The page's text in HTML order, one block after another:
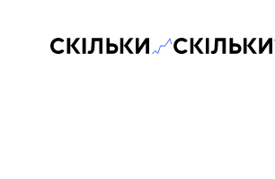
Скільки-скільки? — Медіа про